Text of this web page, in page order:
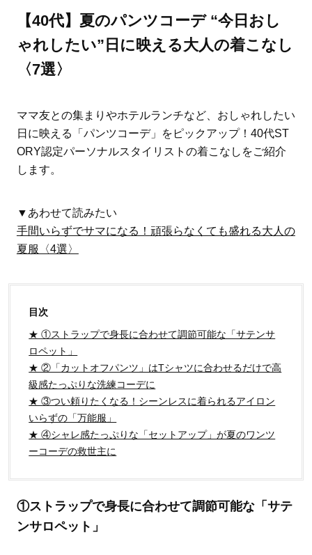
ママとパパに贈る「ジェンダーレ
【40代】夏のパンツコーデ “今日おし
ゃれしたい”日に映える大人の着こなし
〈7選〉
ママ友との集まりやホテルランチなど、おしゃれしたい
日に映える「パンツコーデ」をピックアップ！40代ST
ORY認定パーソナルスタイリストの着こなしをご紹介
します。
▼あわせて読みたい
手間いらずでサマになる！頑張らなくても盛れる大人の
夏服〈4選〉
目次
★ ①ストラップで身長に合わせて調節可能な「サテンサ
ロペット」
★ ②「カットオフパンツ」はTシャツに合わせるだけで高
級感たっぷりな洗練コーデに
★ ③つい頼りたくなる！シーンレスに着られるアイロン
いらずの「万能服」
★ ④シャレ感たっぷりな「セットアップ」が夏のワンツ
ーコーデの救世主に
①ストラップで身長に合わせて調節可能な「サテ
ンサロペット」